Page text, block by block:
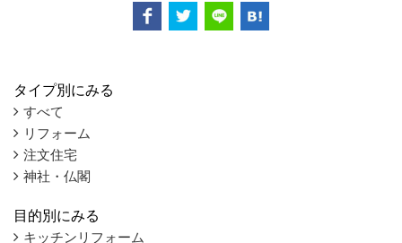
タイプ別にみる
すべて
リフォーム
注文住宅
神社・仏閣
目的別にみる
キッチンリフォーム